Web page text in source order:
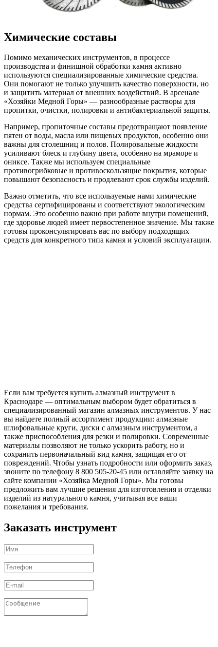
Химические составы
Помимо механических инструментов, в процессе
производства и финишной обработки камня активно
используются специализированные химические средства.
Они помогают не только улучшить качество поверхности, но
и защитить материал от внешних воздействий. В арсенале
«Хозяйки Медной Горы» — разнообразные растворы для
пропитки, очистки, полировки и антибактериальной защиты.
Например, пропиточные составы предотвращают появление
пятен от воды, масла или пищевых продуктов, особенно они
важны для столешниц и полов. Полировальные жидкости
усиливают блеск и глубину цвета, особенно на мраморе и
ониксе. Также мы используем специальные
противогрибковые и противоскользящие покрытия, которые
повышают безопасность и продлевают срок службы изделий.
Важно отметить, что все используемые нами химические
средства сертифицированы и соответствуют экологическим
нормам. Это особенно важно при работе внутри помещений,
где здоровье людей имеет первостепенное значение. Мы также
готовы проконсультировать вас по выбору подходящих
средств для конкретного типа камня и условий эксплуатации.
Если вам требуется купить алмазный инструмент в
Краснодаре — оптимальным выбором будет обратиться в
специализированный магазин алмазных инструментов. У нас
вы найдете полный ассортимент продукции: алмазные
шлифовальные круги, диски с алмазным инструментом, а
также приспособления для резки и полировки. Современные
материалы позволяют не только ускорить работу, но и
сохранить первоначальный вид камня, защищая его от
повреждений. Чтобы узнать подробности или оформить заказ,
звоните по телефону 8 800 505-20-45 или оставляйте заявку на
сайте компании «Хозяйка Медной Горы». Мы готовы
предложить вам лучшие решения для изготовления и отделки
изделий из натурального камня, учитывая все ваши
пожелания и требования.
Заказать инструмент